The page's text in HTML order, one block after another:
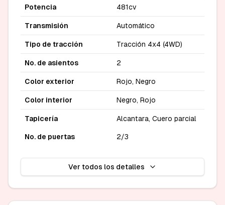
Potencia 481cv
Transmisión Automático
Tipo de tracción Tracción 4x4 (4WD)
No. de asientos 2
Color exterior Rojo, Negro
Color interior Negro, Rojo
Tapicería Alcantara, Cuero parcial
No. de puertas 2/3
Ver todos los detalles